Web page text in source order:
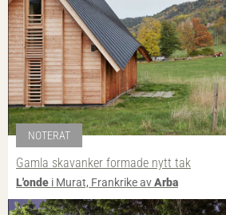
NOTERAT
Gamla skavanker formade nytt tak
L'onde i Murat, Frankrike avArba